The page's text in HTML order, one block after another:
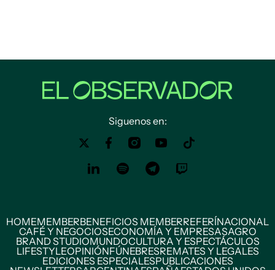
Siguenos en:
HOMEMEMBERBENEFICIOS MEMBERREFERÍNACIONAL
CAFÉ Y NEGOCIOSECONOMÍA Y EMPRESASAGRO
BRAND STUDIOMUNDOCULTURA Y ESPECTÁCULOS
LIFESTYLEOPINIÓNFÚNEBRESREMATES Y LEGALES
EDICIONES ESPECIALESPUBLICACIONES